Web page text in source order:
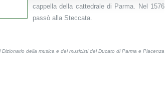
cappella della cattedrale di Parma. Nel 1576
passò alla Steccata.
della musica e dei musicisti del Ducato di Parma e Piacenza